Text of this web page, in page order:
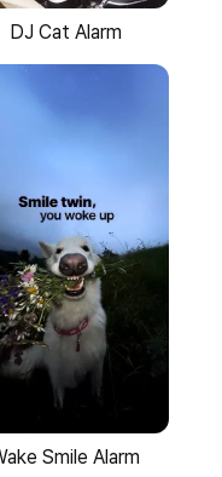
DJ Cat Alarm
Smile Alarm